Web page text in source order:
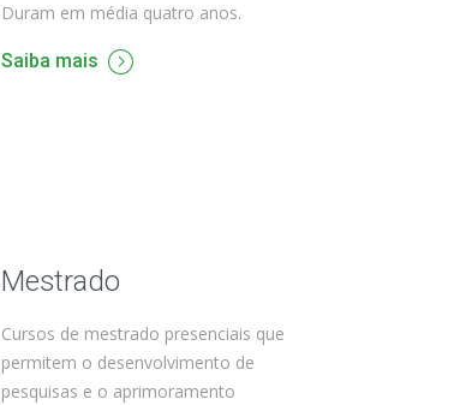
Duram em média quatro anos.
Saiba mais
Mestrado
Cursos de mestrado presenciais que
permitem o desenvolvimento de
pesquisas e o aprimoramento